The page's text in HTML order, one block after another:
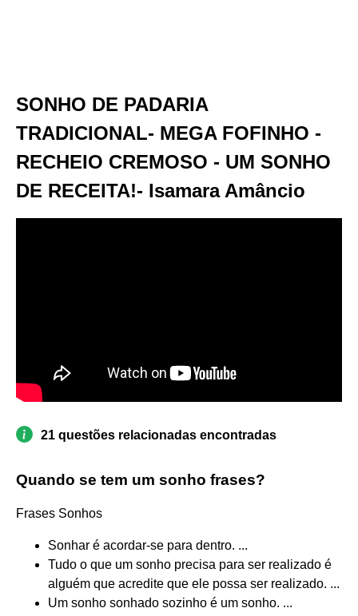
SONHO DE PADARIA
TRADICIONAL- MEGA FOFINHO -
RECHEIO CREMOSO - UM SONHO
DE RECEITA!- Isamara Amâncio
21 questões relacionadas encontradas
Quando se tem um sonho frases?
Frases Sonhos
Sonhar é acordar-se para dentro. ...
Tudo o que um sonho precisa para ser realizado é
alguém que acredite que ele possa ser realizado. ...
Um sonho sonhado sozinho é um sonho. ...